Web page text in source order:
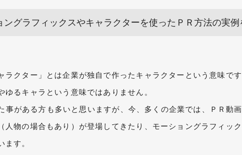
グラフィックスやキャラクターを使ったＰＲ方法の実例
ラクター」とは企業が独自で作ったキャラクターという意味です
ゆるキャラという意味ではありません。
事がある方も多いと思いますが、今、多くの企業では、ＰＲ動
人物の場合もあり）が登場してきたり、モーショングラフィッ
ます。